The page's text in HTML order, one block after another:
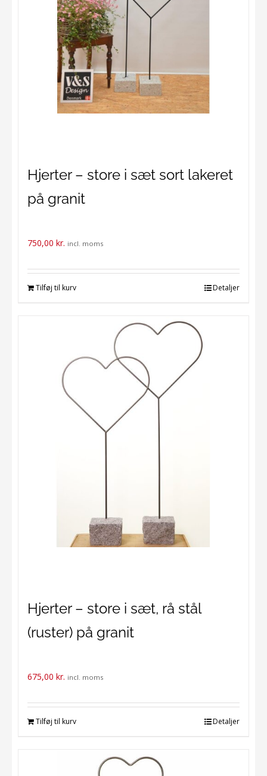
Hjerter – store i sæt sort lakeret
på granit
750,00 kr. incl. moms
Tilføj til kurv Detaljer
Hjerter – store i sæt, rå stål
(ruster) på granit
675,00 kr. incl. moms
Tilføj til kurv Detaljer